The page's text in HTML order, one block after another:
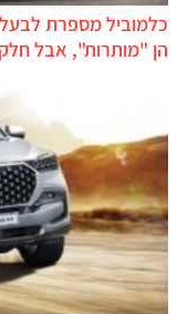
כלמוביל מספרת
הן "מותרות", אבל